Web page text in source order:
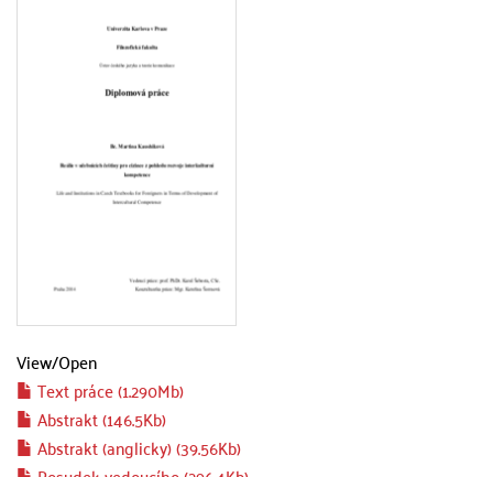
View/Open
Text práce (1.290Mb)
Abstrakt (146.5Kb)
Abstrakt (anglicky) (39.56Kb)